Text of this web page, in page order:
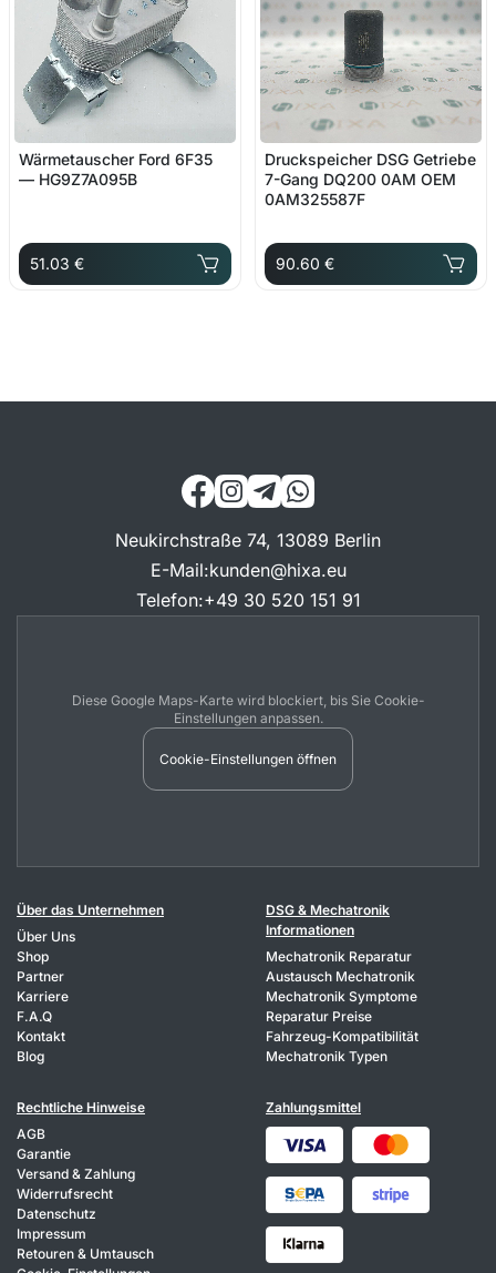
Wärmetauscher Ford 6F35
— HG9Z7A095B
51.03 €
Druckspeicher DSG Getriebe
7-Gang DQ200 0AM OEM
0AM325587F
90.60 €
Neukirchstraße 74, 13089 Berlin
E-Mail:kunden@hixa.eu
Telefon:+49 30 520 151 91
Diese Google Maps-Karte wird blockiert, bis Sie Cookie-
Einstellungen anpassen.
Cookie-Einstellungen öffnen
Über das Unternehmen
Über Uns
Shop
Partner
Karriere
F.A.Q
Kontakt
Blog
DSG & Mechatronik
Informationen
Mechatronik Reparatur
Austausch Mechatronik
Mechatronik Symptome
Reparatur Preise
Fahrzeug-Kompatibilität
Mechatronik Typen
Rechtliche Hinweise
AGB
Garantie
Versand & Zahlung
Widerrufsrecht
Datenschutz
Impressum
Retouren & Umtausch
Zahlungsmittel